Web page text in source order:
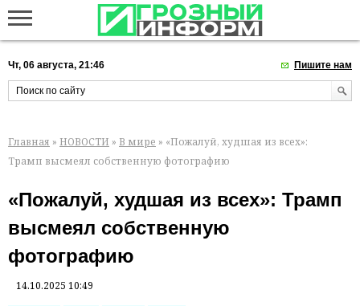
Чт, 06 августа, 21:46 Пишите нам
Главная » НОВОСТИ » В мире » «Пожалуй, худшая из всех»:
Трамп высмеял собственную фотографию
«Пожалуй, худшая из всех»: Трамп
высмеял собственную
фотографию
14.10.2025 10:49